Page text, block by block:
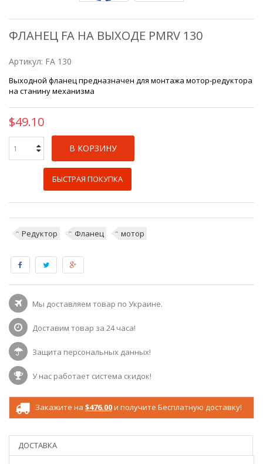
ФЛАНЕЦ FA НА ВЫХОДЕ PMRV 130
Артикул: FA 130
Выходной фланец предназначен для монтажа мотор-редуктора
на станину механизма
$49.10
В КОРЗИНУ
БЫСТРАЯ ПОКУПКА
Редуктор Фланец мотор
Мы доставляем товар по Украине.
Доставим товар за 24 часа!
Защита персональных данных!
У нас работает система скидок!
Закажите на $476.00и получите Бесплатную доставку!
ДОСТАВКА